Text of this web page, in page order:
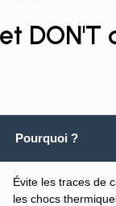
DON'T
Pourquoi ?
Évite les traces de
les chocs